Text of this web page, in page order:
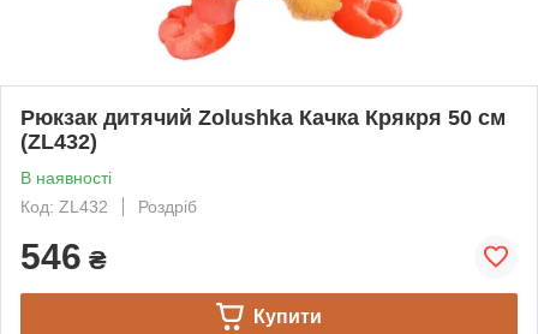
Рюкзак дитячий Zolushka Качка Крякря 50 см
(ZL432)
В наявності
Код: ZL432
Роздріб
546 ₴
Купити